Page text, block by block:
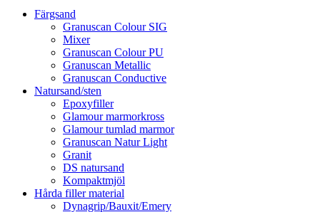
Färgsand
Granuscan Colour SIG
Mixer
Granuscan Colour PU
Granuscan Metallic
Granuscan Conductive
Natursand/sten
Epoxyfiller
Glamour marmorkross
Glamour tumlad marmor
Granuscan Natur Light
Granit
DS natursand
Kompaktmjöl
Hårda filler material
Dynagrip/Bauxit/Emery